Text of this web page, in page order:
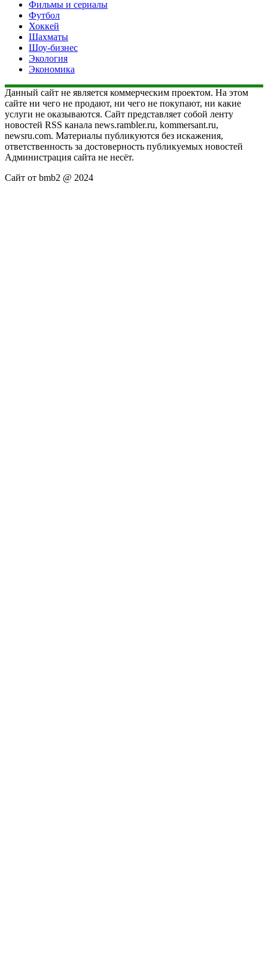
Фильмы и сериалы
Футбол
Хоккей
Шахматы
Шоу-бизнес
Экология
Экономика
Данный сайт не является коммерческим проектом. На этом
сайте ни чего не продают, ни чего не покупают, ни какие
услуги не оказываются. Сайт представляет собой ленту
новостей RSS канала news.rambler.ru, kommersant.ru,
newsru.com. Материалы публикуются без искажения,
ответственность за достоверность публикуемых новостей
Администрация сайта не несёт.
Сайт от bmb2 @ 2024